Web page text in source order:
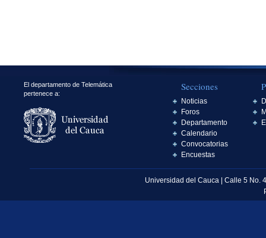
El departamento de Telemática
pertenece a:
Secciones
Noticias
Foros
Departamento
Calendario
Convocatorias
Encuestas
Universidad del Cauca | Calle 5 No.